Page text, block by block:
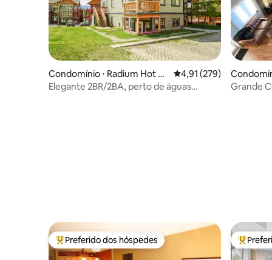
Condomínio ⋅ Radium Hot Sp
rings
4,91 de uma avaliação
4,91 (279)
Elegante 2BR/2BA, perto de águas
rings
Grande
Entre os melhores preferidos dos hóspedes
Preferido dos hóspedes Entre